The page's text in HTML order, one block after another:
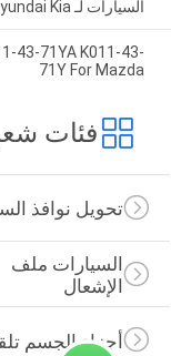
السيارات لـ Hyundai Kia
43-71YA K011-43-
71Y For Mazda
فئات
تحويل نوافذ
السيارات ملف
الإشعال
أجزاء الجسم